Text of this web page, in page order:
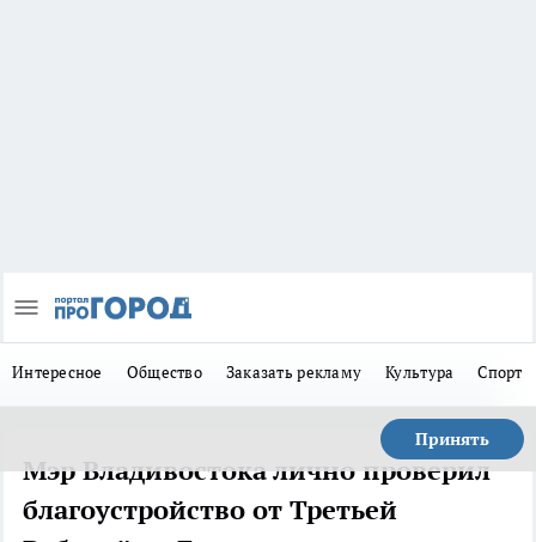
Интересное Общество Заказать рекламу Культура Спорт
Принять
Мэр Владивостока лично проверил
благоустройство от Третьей